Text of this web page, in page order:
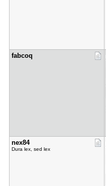
fabcoq
nex84
Dura lex, sed lex